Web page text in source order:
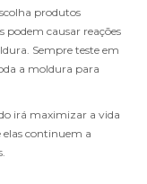
produtos
podem causar reações
Sempre teste em
a moldura para
irá maximizar a vida
elas continuem a